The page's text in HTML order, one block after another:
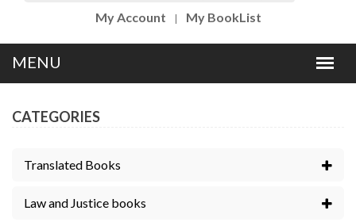
My Account My BookList
CATEGORIES
Translated Books
Law and Justice books